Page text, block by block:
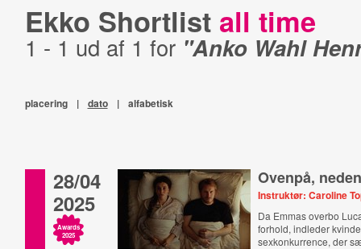
Ekko Shortlist all time
1 - 1 ud af 1 for "Anko Wahl
placering | dato | alfabetisk
28/04
2025
Awards
2025
Ovenpå,
Instruktør: Caroline
Da Emmas overbo
forhold, indleder
sexkonkurrence, der